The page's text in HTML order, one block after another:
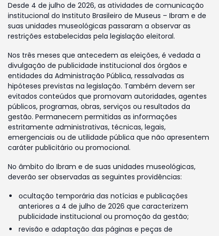
Desde 4 de julho de 2026, as atividades de comunicação
institucional do Instituto Brasileiro de Museus – Ibram e de
suas unidades museológicas passaram a observar as
restrições estabelecidas pela legislação eleitoral.
Nos três meses que antecedem as eleições, é vedada a
divulgação de publicidade institucional dos órgãos e
entidades da Administração Pública, ressalvadas as
hipóteses previstas na legislação. Também devem ser
evitados conteúdos que promovam autoridades, agentes
públicos, programas, obras, serviços ou resultados da
gestão. Permanecem permitidas as informações
estritamente administrativas, técnicas, legais,
emergenciais ou de utilidade pública que não apresentem
caráter publicitário ou promocional.
No âmbito do Ibram e de suas unidades museológicas,
deverão ser observadas as seguintes providências:
ocultação temporária das notícias e publicações
anteriores a 4 de julho de 2026 que caracterizem
publicidade institucional ou promoção da gestão;
revisão e adaptação das páginas e peças de